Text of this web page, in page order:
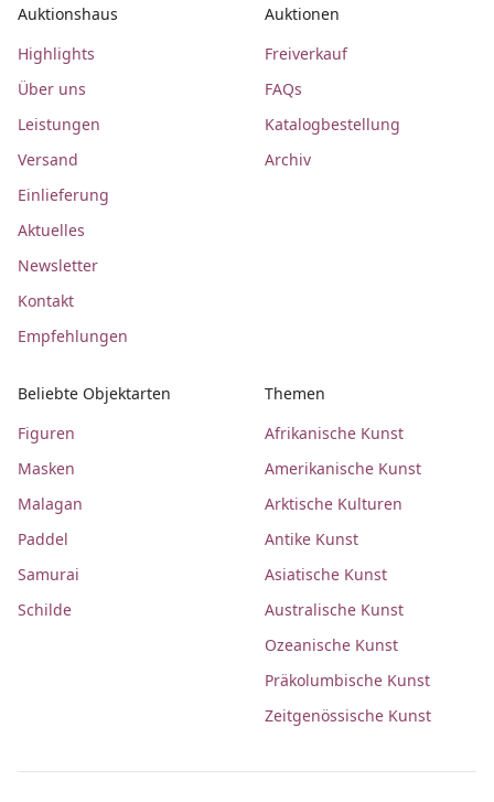
Auktionshaus
Highlights
Über uns
Leistungen
Versand
Einlieferung
Aktuelles
Newsletter
Kontakt
Empfehlungen
Auktionen
Freiverkauf
FAQs
Katalogbestellung
Archiv
Beliebte Objektarten
Figuren
Masken
Malagan
Paddel
Samurai
Schilde
Themen
Afrikanische Kunst
Amerikanische Kunst
Arktische Kulturen
Antike Kunst
Asiatische Kunst
Australische Kunst
Ozeanische Kunst
Präkolumbische Kunst
Zeitgenössische Kunst